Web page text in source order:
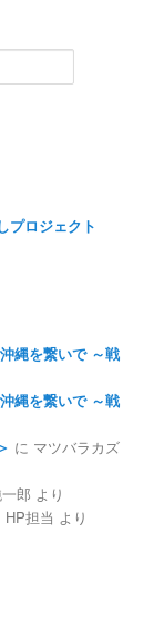
ロジェクト
縄を繋いで ～戦
縄を繋いで ～戦
に マツバラカズ
郎 より
HP担当 より